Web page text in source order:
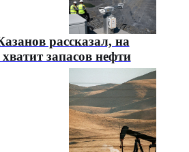
рассказал, на
запасов нефти